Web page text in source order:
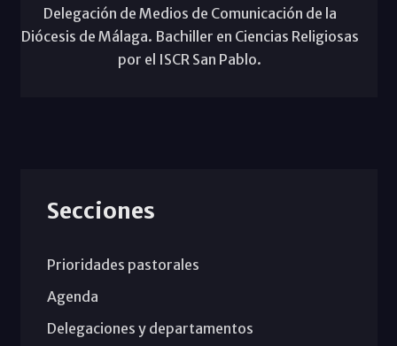
Delegación de Medios de Comunicación de la
Diócesis de Málaga. Bachiller en Ciencias Religiosas
por el ISCR San Pablo.
Secciones
Prioridades pastorales
Agenda
Delegaciones y departamentos